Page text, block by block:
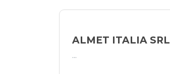
ALMET ITALIA SRL
...